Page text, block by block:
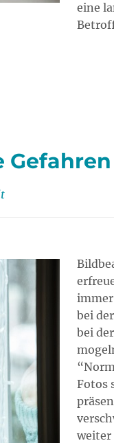
eine
Gefahren
bei
bei
Fotos
weiter